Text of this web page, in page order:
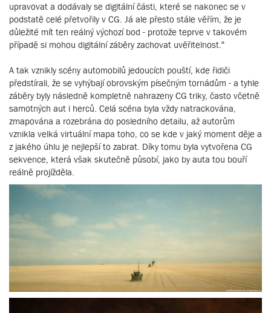
upravovat a dodávaly se digitální části, které se nakonec se v
podstatě celé přetvořily v CG. Já ale přesto stále věřím, že je
důležité mít ten reálný výchozí bod - protože teprve v takovém
případě si mohou digitální záběry zachovat uvěřitelnost.“
A tak vznikly scény automobilů jedoucích pouští, kde řidiči
předstírali, že se vyhýbají obrovským písečným tornádům - a tyhle
záběry byly následně kompletně nahrazeny CG triky, často včetně
samotných aut i herců. Celá scéna byla vždy natrackována,
zmapována a rozebrána do posledního detailu, až autorům
vznikla velká virtuální mapa toho, co se kde v jaký moment děje a
z jakého úhlu je nejlepší to zabrat. Díky tomu byla vytvořena CG
sekvence, která však skutečně působí, jako by auta tou bouří
reálně projížděla.